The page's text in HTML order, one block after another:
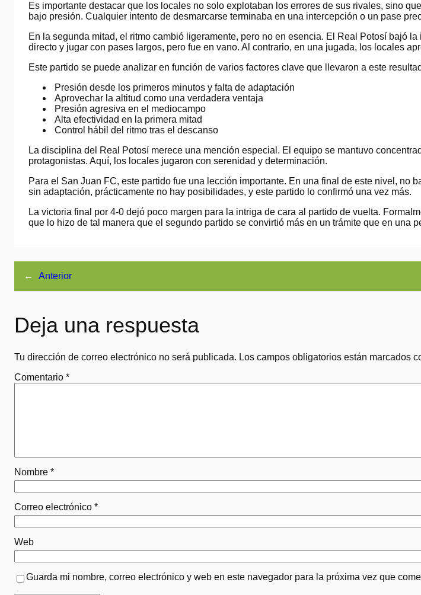
Es importante destacar que los locales no solo explotaban los errores de sus rivales, sino
bajo presión. Cualquier intento de desmarcarse terminaba en una intercepción o un pase
En la segunda mitad, el ritmo cambió ligeramente, pero no en esencia. El Real Potosí bajó
directo y jugar con pases largos, pero fue en vano. Al contrario, en una jugada, los locales
Este partido se puede analizar en función de varios factores clave que llevaron a este
Presión desde los primeros minutos y falta de adaptación
Aprovechar la altitud como una verdadera ventaja
Presión agresiva en el mediocampo
Alta efectividad en la primera mitad
Control hábil del ritmo tras el descanso
La disciplina del Real Potosí merece una mención especial. El equipo se mantuvo
protagonistas. Aquí, los locales jugaron con serenidad y determinación.
Para el San Juan FC, este partido fue una lección importante. En una final de este nivel,
sin adaptación, prácticamente no hay posibilidades, y este partido lo confirmó una vez más.
La victoria final por 4-0 dejó poco margen para la intriga de cara al partido de vuelta.
que lo hizo de tal manera que el segundo partido se convirtió más en un trámite que en una
← Anterior
Deja una respuesta
Tu dirección de correo electrónico no será publicada. Los campos obligatorios están marcados
Comentario *
Nombre *
Correo electrónico *
Web
Guarda mi nombre, correo electrónico y web en este navegador para la próxima vez que